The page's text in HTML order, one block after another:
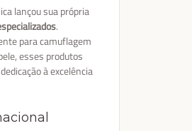
lançou sua própria
.
para camuflagem
esses produtos
à excelência